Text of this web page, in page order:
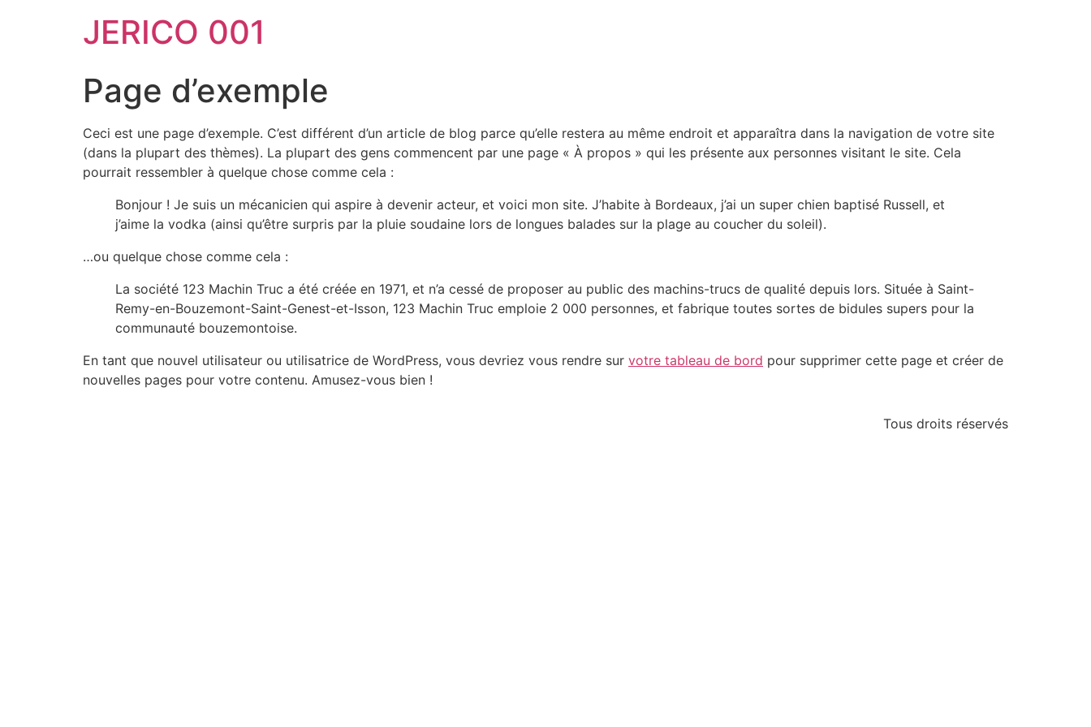
JERICO 001
Page d’exemple
Ceci est une page d’exemple. C’est différent d’un article de blog parce qu’elle restera au même endroit et apparaîtra dans la navigation de votre site
(dans la plupart des thèmes). La plupart des gens commencent par une page « À propos » qui les présente aux personnes visitant le site. Cela
pourrait ressembler à quelque chose comme cela :
Bonjour ! Je suis un mécanicien qui aspire à devenir acteur, et voici mon site. J’habite à Bordeaux, j’ai un super chien baptisé Russell, et
j’aime la vodka (ainsi qu’être surpris par la pluie soudaine lors de longues balades sur la plage au coucher du soleil).
…ou quelque chose comme cela :
La société 123 Machin Truc a été créée en 1971, et n’a cessé de proposer au public des machins-trucs de qualité depuis lors. Située à Saint-
Remy-en-Bouzemont-Saint-Genest-et-Isson, 123 Machin Truc emploie 2 000 personnes, et fabrique toutes sortes de bidules supers pour la
communauté bouzemontoise.
En tant que nouvel utilisateur ou utilisatrice de WordPress, vous devriez vous rendre sur votre tableau de bord pour supprimer cette page et créer de
nouvelles pages pour votre contenu. Amusez-vous bien !
Tous droits réservés